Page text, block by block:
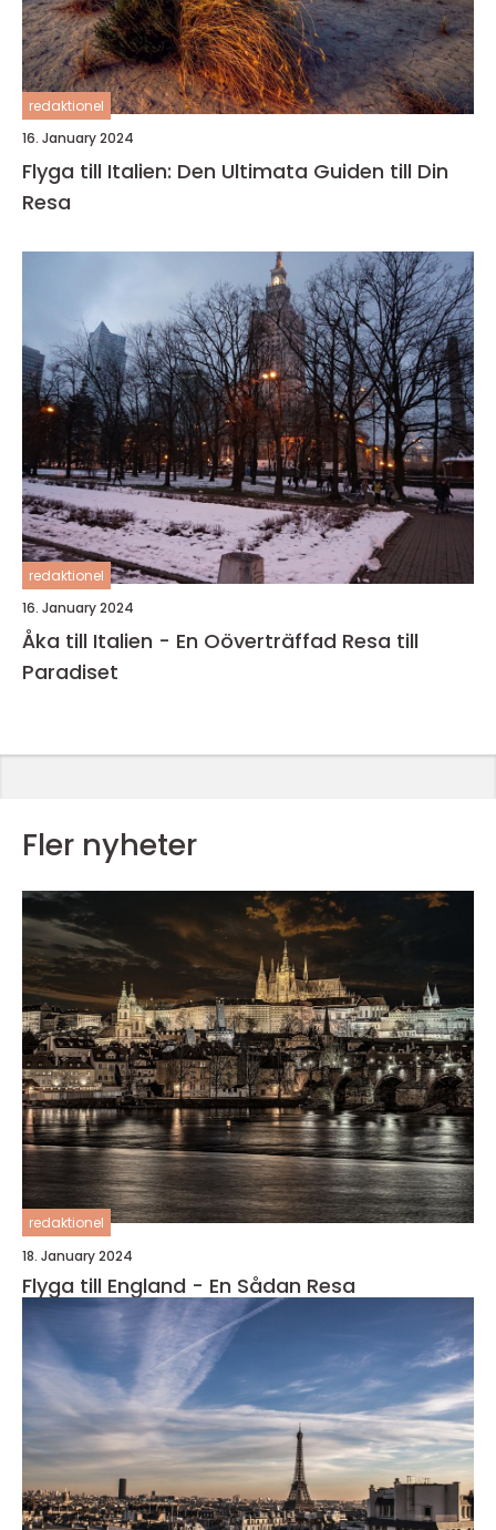
redaktionel
16. January 2024
Flyga till Italien: Den Ultimata Guiden till Din
Resa
redaktionel
16. January 2024
Åka till Italien - En Oöverträffad Resa till
Paradiset
Fler nyheter
redaktionel
18. January 2024
Flyga till England - En Sådan Resa